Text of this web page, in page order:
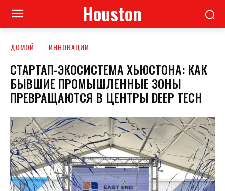
Houston
ДОМОЙ ИННОВАЦИИ
СТАРТАП-ЭКОСИСТЕМА ХЬЮСТОНА: КАК
БЫВШИЕ ПРОМЫШЛЕННЫЕ ЗОНЫ
ПРЕВРАЩАЮТСЯ В ЦЕНТРЫ DEEP TECH